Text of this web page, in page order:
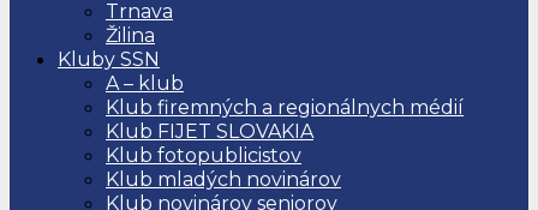
Trnava
Žilina
Kluby SSN
A – klub
Klub firemných a regionálnych médií
Klub FIJET SLOVAKIA
Klub fotopublicistov
Klub mladých novinárov
Klub novinárov seniorov